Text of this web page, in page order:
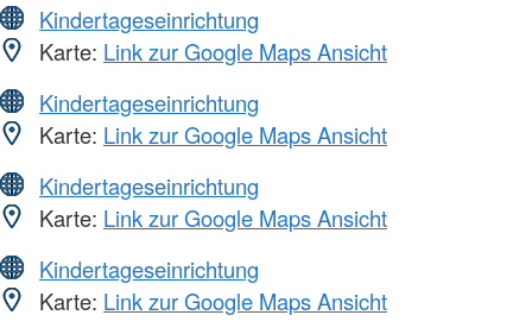
Kindertageseinrichtung
Karte: Link zur Google Maps Ansicht
Kindertageseinrichtung
Karte: Link zur Google Maps Ansicht
Kindertageseinrichtung
Karte: Link zur Google Maps Ansicht
Kindertageseinrichtung
Karte: Link zur Google Maps Ansicht